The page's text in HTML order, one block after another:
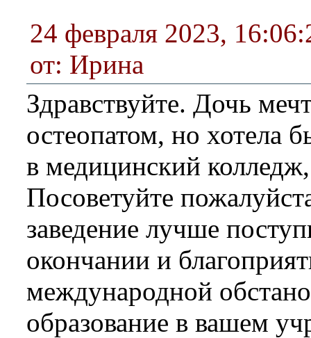
24 февраля 2023,
от: Ирина
Здравствуйте. Дочь
остеопатом, но хотела
в медицинский
Посоветуйте
заведение лучше
окончании и
международной
образование в вашем